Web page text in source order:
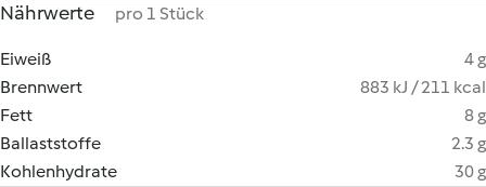
Nährwerte pro 1 Stück
Eiweiß
4 g
Brennwert
883 kJ / 211 kcal
Fett
8 g
Ballaststoffe
2.3 g
Kohlenhydrate
30 g